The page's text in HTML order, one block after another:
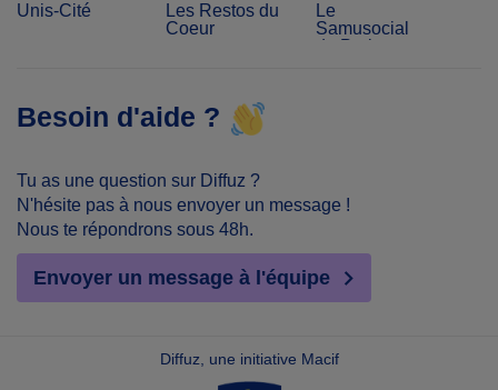
Unis-Cité
Les Restos du
Coeur
Le
Samusocial
de Paris
Besoin d'aide ?
Tu as une question sur Diffuz ?
N'hésite pas à nous envoyer un message !
Nous te répondrons sous 48h.
Envoyer un message à l'équipe
Diffuz, une initiative Macif